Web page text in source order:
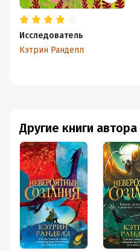
Другие книги автора
Исследователь
Кэтрин Ранделл